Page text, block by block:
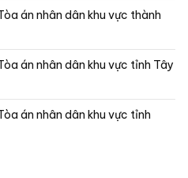
án nhân dân khu vực thành
án nhân dân khu vực tỉnh Tây
án nhân dân khu vực tỉnh